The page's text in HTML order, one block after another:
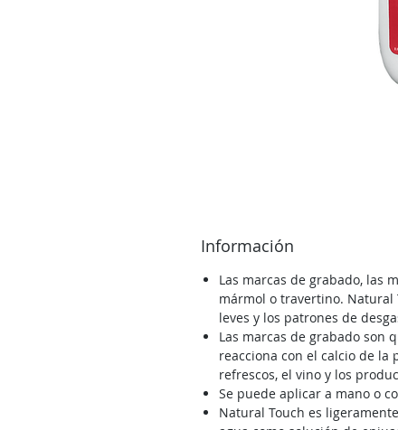
Información
Las marcas de grabado, las
mármol o travertino. Natural
leves y los patrones de
Las marcas de grabado son
reacciona con el calcio de la
refrescos, el vino y los
Se puede aplicar a mano o
Natural Touch es